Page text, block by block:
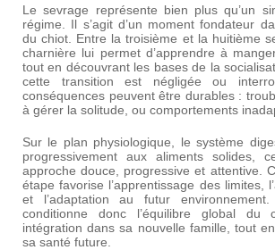
Le sevrage représente bien plus qu’un
régime. Il s’agit d’un moment fondateur
du chiot. Entre la troisième et la huitième
charnière lui permet d’apprendre à
tout en découvrant les bases de la
cette transition est négligée ou
conséquences peuvent être durables :
à gérer la solitude, ou comportements
Sur le plan physiologique, le système
progressivement aux aliments solides,
approche douce, progressive et attentive.
étape favorise l’apprentissage des limites,
et l’adaptation au futur
conditionne donc l’équilibre global
intégration dans sa nouvelle famille, tout
sa santé future.